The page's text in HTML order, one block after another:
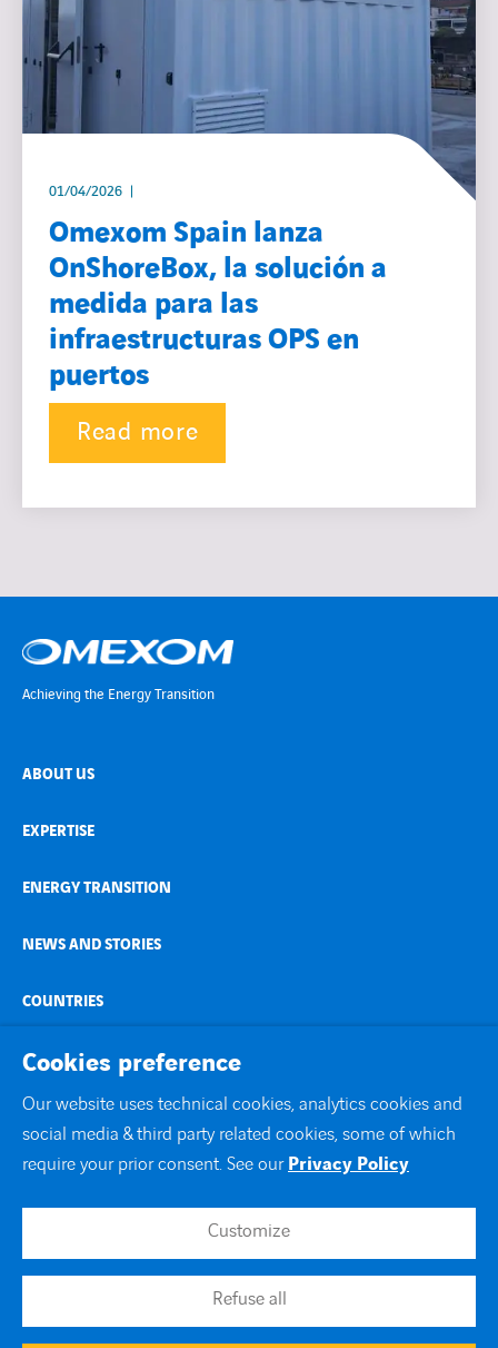
01/04/2026
Omexom Spain lanza
OnShoreBox, la solución a
medida para las
infraestructuras OPS en
puertos
Read more
Achieving the Energy Transition
ABOUT US
EXPERTISE
ENERGY TRANSITION
NEWS AND STORIES
COUNTRIES
CONTACT
twitterlinkedininstagramyoutube
Aviso legal
Cookies preference
Our website uses technical cookies, analytics cookies and
social media & third party related cookies, some of which
require your prior consent. See ourPrivacy Policy
Customize
Refuse all